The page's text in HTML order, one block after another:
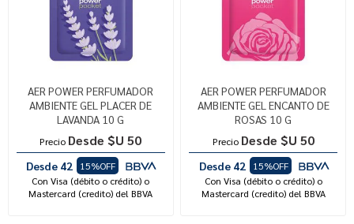
AER POWER PERFUMADOR
AMBIENTE GEL PLACER DE
LAVANDA 10 G
Precio Desde $U 50
Desde 42
15%OFF
Con Visa (débito o crédito) o
Mastercard (credito) del BBVA
AER POWER PERFUMADOR
AMBIENTE GEL ENCANTO DE
ROSAS 10 G
Precio Desde $U 50
Desde 42
15%OFF
Con Visa (débito o crédito) o
Mastercard (credito) del BBVA